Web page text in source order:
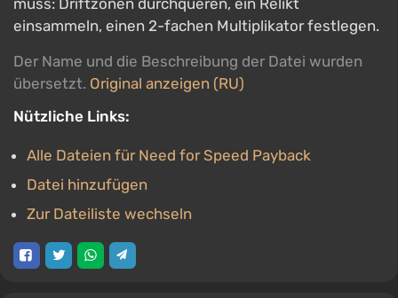
muss: Driftzonen durchqueren, ein Relikt
einsammeln, einen 2-fachen Multiplikator festlegen.
Der Name und die Beschreibung der Datei wurden
übersetzt. Original anzeigen (RU)
Nützliche Links:
Alle Dateien für Need for Speed Payback
Datei hinzufügen
Zur Dateiliste wechseln